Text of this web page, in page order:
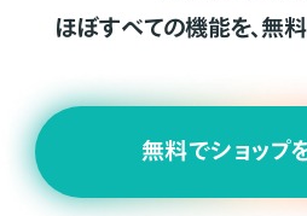
ほぼすべての機能を、無
無料でショップ